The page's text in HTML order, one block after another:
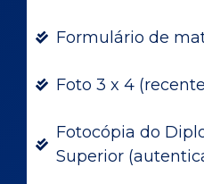
Formulário de
Foto 3 x 4
Fotocópia do
Superior